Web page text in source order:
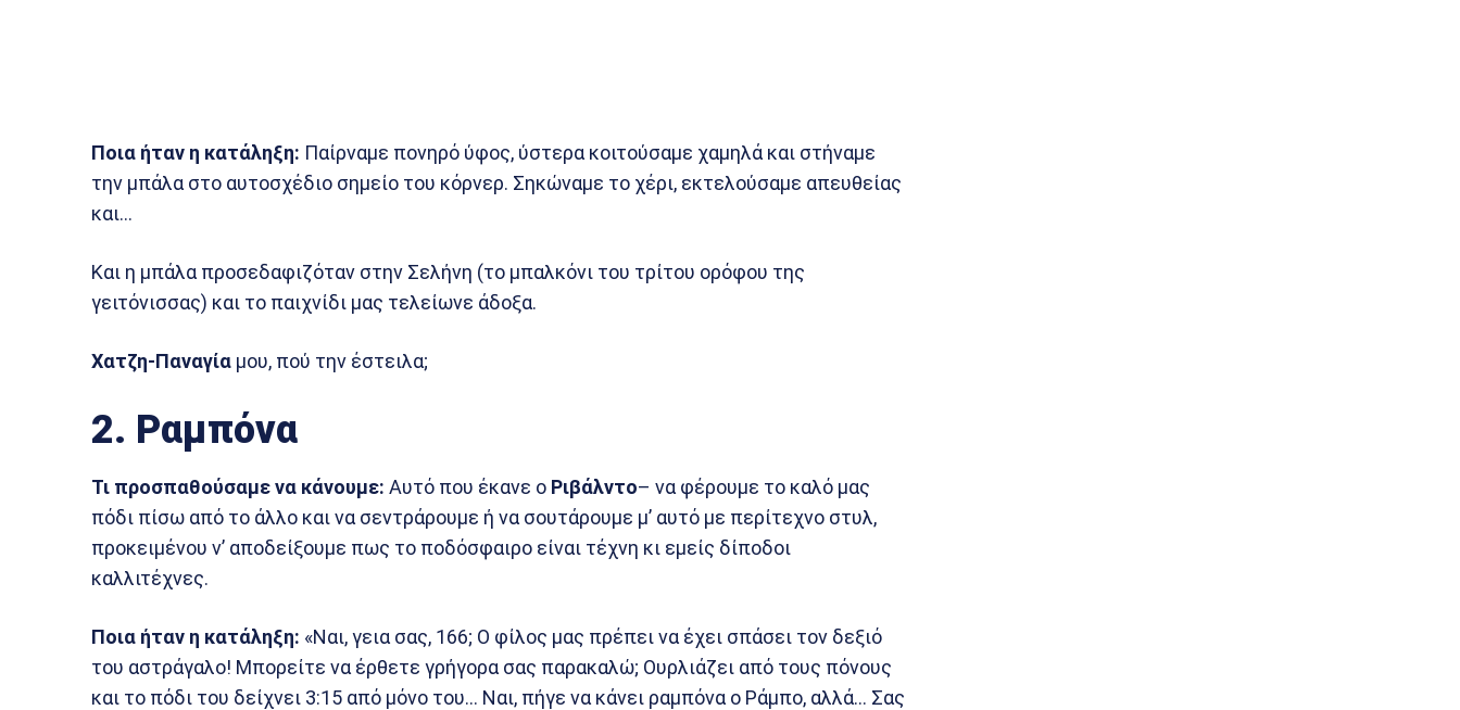
Ποια ήταν η κατάληξη: Παίρναμε πονηρό ύφος, ύστερα κοιτούσαμε χαμηλά και στήναμε
την μπάλα στο αυτοσχέδιο σημείο του κόρνερ. Σηκώναμε το χέρι, εκτελούσαμε απευθείας
και…
Και η μπάλα προσεδαφιζόταν στην Σελήνη (το μπαλκόνι του τρίτου ορόφου της
γειτόνισσας) και το παιχνίδι μας τελείωνε άδοξα.
Χατζη-Παναγία μου, πού την έστειλα;
2. Ραμπόνα
Τι προσπαθούσαμε να κάνουμε: Αυτό που έκανε ο Ριβάλντο– να φέρουμε το καλό μας
πόδι πίσω από το άλλο και να σεντράρουμε ή να σουτάρουμε μ’ αυτό με περίτεχνο στυλ,
προκειμένου ν’ αποδείξουμε πως το ποδόσφαιρο είναι τέχνη κι εμείς δίποδοι
καλλιτέχνες.
Ποια ήταν η κατάληξη: «Ναι, γεια σας, 166; Ο φίλος μας πρέπει να έχει σπάσει τον δεξιό
του αστράγαλο! Μπορείτε να έρθετε γρήγορα σας παρακαλώ; Ουρλιάζει από τους πόνους
και το πόδι του δείχνει 3:15 από μόνο του… Ναι, πήγε να κάνει ραμπόνα ο Ράμπο, αλλά… Σας